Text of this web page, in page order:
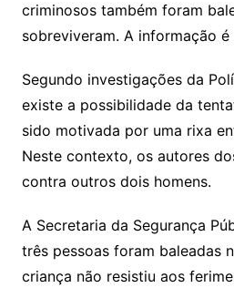
criminosos também foram
sobreviveram. A informação é
Segundo investigações da
existe a possibilidade da
sido motivada por uma rixa
Neste contexto, os autores
contra outros dois homens.
A Secretaria da Segurança
três pessoas foram baleadas
criança não resistiu aos